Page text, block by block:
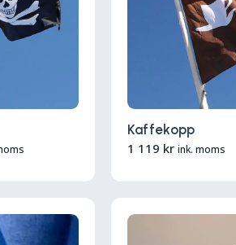
Kaffekopp
1 119 kr ink. moms